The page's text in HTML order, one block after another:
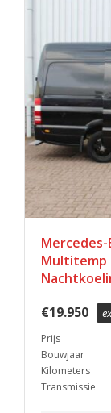
Mercedes-
Multitemp
€19.950
Prijs
Bouwjaar
Kilometers
Transmissie